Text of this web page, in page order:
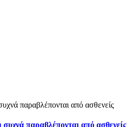
παραβλέπονται από ασθενείς